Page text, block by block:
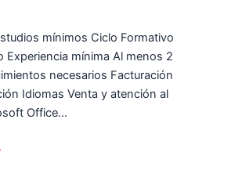
mínimos Ciclo Formativo
Experiencia mínima Al menos 2
necesarios Facturación
Idiomas Venta y atención al
Office…